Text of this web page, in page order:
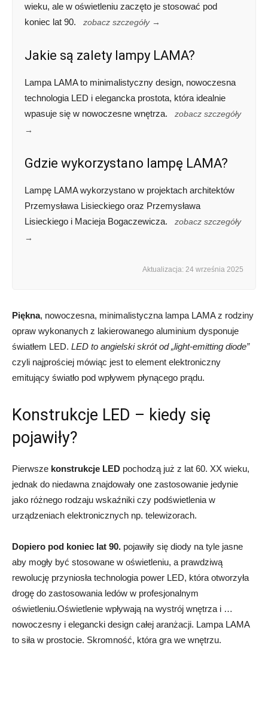
wieku, ale w oświetleniu zaczęto je stosować pod
koniec lat 90.
zobacz szczegóły →
Jakie są zalety lampy LAMA?
Lampa LAMA to minimalistyczny design, nowoczesna
technologia LED i elegancka prostota, która idealnie
wpasuje się w nowoczesne wnętrza.
zobacz szczegóły
→
Gdzie wykorzystano lampę LAMA?
Lampę LAMA wykorzystano w projektach architektów
Przemysława Lisieckiego oraz Przemysława
Lisieckiego i Macieja Bogaczewicza.
zobacz szczegóły
→
Aktualizacja: 24 września 2025
Piękna, nowoczesna, minimalistyczna lampa LAMA z rodziny
opraw wykonanych z lakierowanego aluminium dysponuje
światłem LED. LED to angielski skrót od „light-emitting diode”
czyli najprościej mówiąc jest to element elektroniczny
emitujący światło pod wpływem płynącego prądu.
Konstrukcje LED – kiedy się
pojawiły?
Pierwsze konstrukcje LED pochodzą już z lat 60. XX wieku,
jednak do niedawna znajdowały one zastosowanie jedynie
jako różnego rodzaju wskaźniki czy podświetlenia w
urządzeniach elektronicznych np. telewizorach.
Dopiero pod koniec lat 90. pojawiły się diody na tyle jasne
aby mogły być stosowane w oświetleniu, a prawdziwą
rewolucję przyniosła technologia power LED, która otworzyła
drogę do zastosowania ledów w profesjonalnym
oświetleniu.Oświetlenie wpływają na wystrój wnętrza i …
nowoczesny i elegancki design całej aranżacji. Lampa LAMA
to siła w prostocie. Skromność, która gra we wnętrzu.